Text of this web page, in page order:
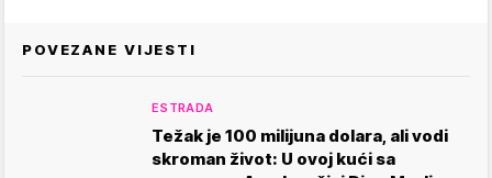
POVEZANE VIJESTI
ESTRADA
Težak je 100 milijuna dolara, ali vodi
skroman život: U ovoj kući sa